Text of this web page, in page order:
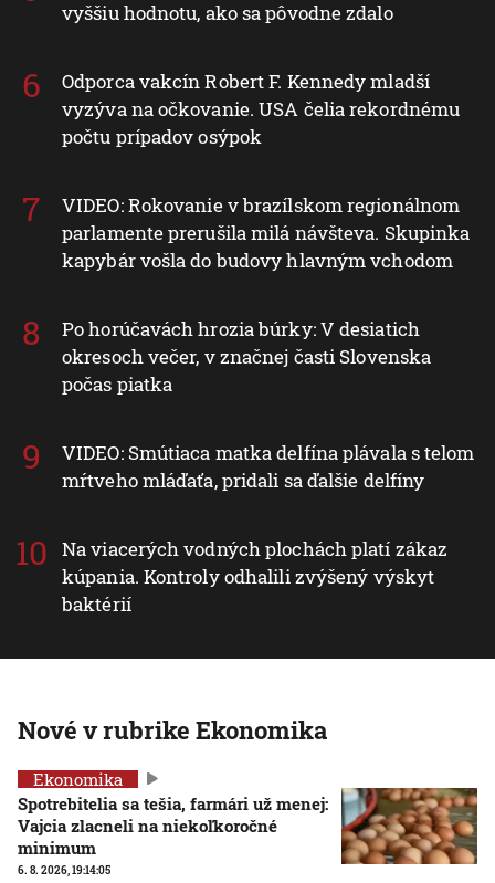
vyššiu hodnotu, ako sa pôvodne zdalo
Odporca vakcín Robert F. Kennedy mladší
vyzýva na očkovanie. USA čelia rekordnému
počtu prípadov osýpok
VIDEO: Rokovanie v brazílskom regionálnom
parlamente prerušila milá návšteva. Skupinka
kapybár vošla do budovy hlavným vchodom
Po horúčavách hrozia búrky: V desiatich
okresoch večer, v značnej časti Slovenska
počas piatka
VIDEO: Smútiaca matka delfína plávala s telom
mŕtveho mláďaťa, pridali sa ďalšie delfíny
Na viacerých vodných plochách platí zákaz
kúpania. Kontroly odhalili zvýšený výskyt
baktérií
Nové v rubrike Ekonomika
Ekonomika
Spotrebitelia sa tešia, farmári už menej:
Vajcia zlacneli na niekoľkoročné
minimum
6. 8. 2026, 19:14:05